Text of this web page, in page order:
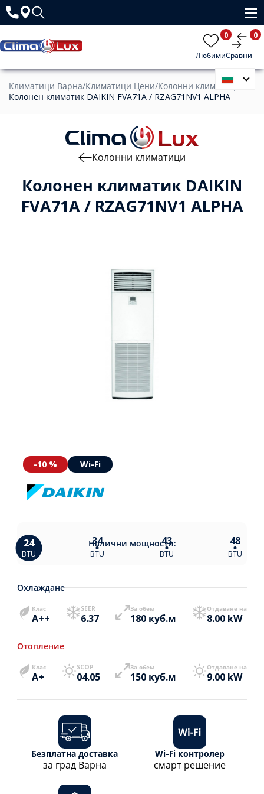
Любими
0
Сравни
0
Климатици Варна/Климатици Цени/Колонни климатици
Колонен климатик DAIKIN FVA71A / RZAG71NV1 ALPHA
Колонен климатик DAIKIN
FVA71A / RZAG71NV1 ALPHA
Колонни климатици
-10 % Wi-Fi
Налични мощности:
24
BTU
34
BTU
43
BTU
48
BTU
Охлаждане
Клас
A++
SEER
6.37
За обем
180 куб.м
Отдаване на
8.00 kW
Отопление
Клас
A+
SCOP
04.05
За обем
150 куб.м
Отдаване на
9.00 kW
Безплатна доставка
за град Варна
Wi-Fi контролер
смарт решение